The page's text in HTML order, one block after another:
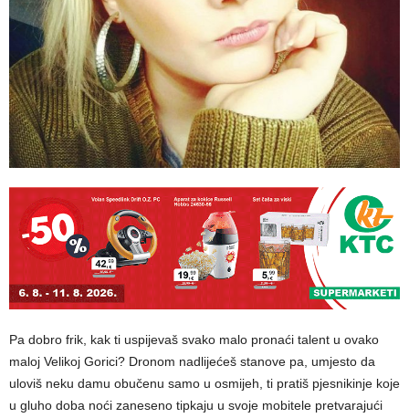
Pa dobro frik, kak ti uspijevaš svako malo pronaći talent u ovako
maloj Velikoj Gorici? Dronom nadlijećeš stanove pa, umjesto da
uloviš neku damu obučenu samo u osmijeh, ti pratiš pjesnikinje koje
u gluho doba noći zaneseno tipkaju u svoje mobitele pretvarajući